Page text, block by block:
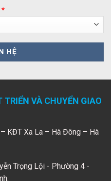
*
VÀ CHUYỂN GIAO
KĐT Xa La – Hà Đông – Hà
Trọng Lội - Phường 4 -